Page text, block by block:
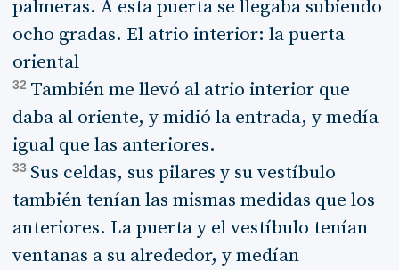
palmeras. A esta puerta se llegaba subiendo
ocho gradas. El atrio interior: la puerta
oriental
32 También me llevó al atrio interior que
daba al oriente, y midió la entrada, y medía
igual que las anteriores.
33 Sus celdas, sus pilares y su vestíbulo
también tenían las mismas medidas que los
anteriores. La puerta y el vestíbulo tenían
ventanas a su alrededor, y medían